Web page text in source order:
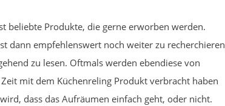
beliebte Produkte, die gerne erworben werden.
dann empfehlenswert noch weiter zu recherchieren
zu lesen. Oftmals werden ebendiese von
mit dem Küchenreling Produkt verbracht haben
dass das Aufräumen einfach geht, oder nicht.